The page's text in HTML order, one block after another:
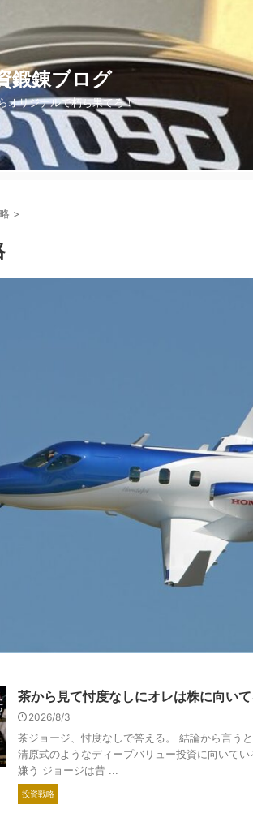
鍛錬ブログ
オリジナルで朽ち果てろ！
>
茶から見て忖度なしにオレは株に向い
2026/8/3
茶ジョージ、忖度なしで答える。 結論から言う
清原式のようなディープバリュー投資に向いて
嫌う ジョージは昔 ...
投資戦略